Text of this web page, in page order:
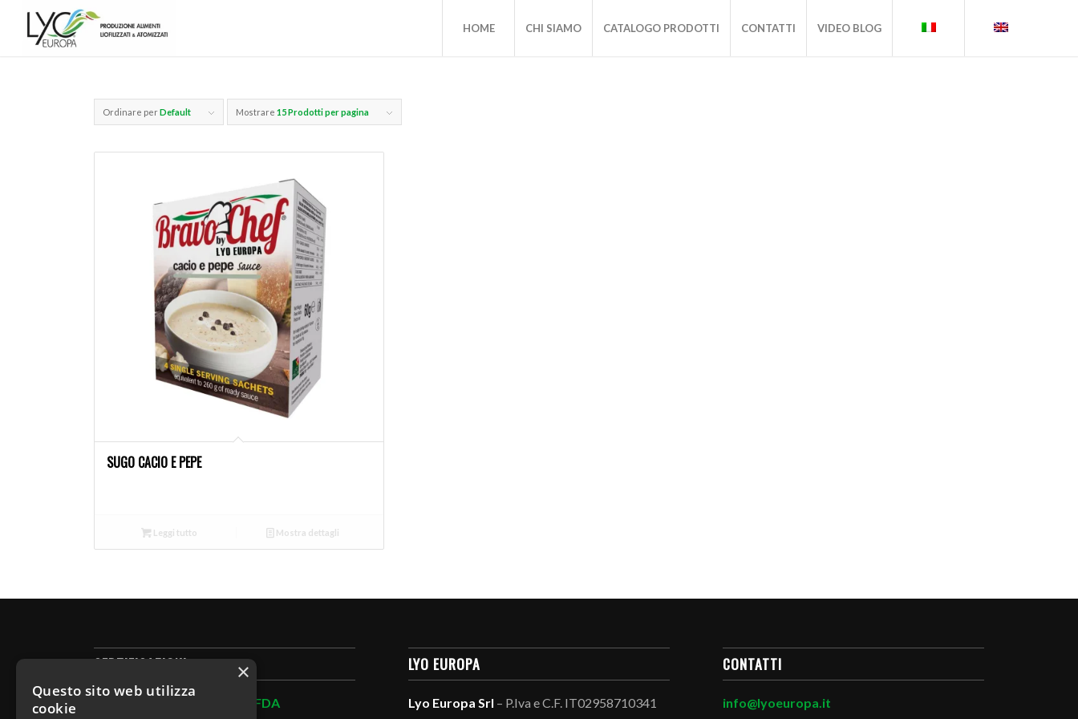
HOME CHI SIAMO CATALOGO PRODOTTI CONTATTI VIDEO BLOG
Ordinare perDefault Mostrare15 Prodotti per pagina
SUGO CACIO E PEPE
Leggi tutto Mostra dettagli
CERTIFICAZIONI
Certifications: BRC – BIO – FDA
LYO EUROPA
Lyo Europa Srl – P.Iva e C.F. IT02958710341
CONTATTI
info@lyoeuropa.it
×
Questo sito web utilizza
cookie